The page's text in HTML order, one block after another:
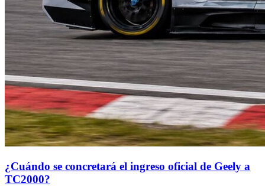
¿Cuándo se concretará el ingreso oficial de Geely a
TC2000?